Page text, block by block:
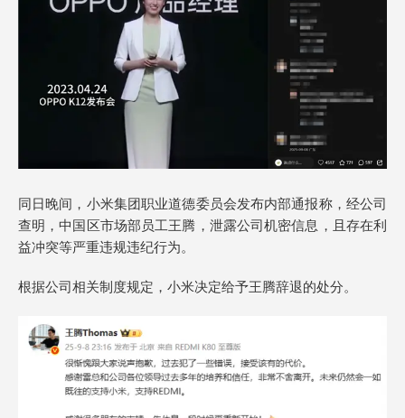
同日晚间，小米集团职业道德委员会发布内部通报称，经公司
查明，中国区市场部员工王腾，泄露公司机密信息，且存在利
益冲突等严重违规违纪行为。
根据公司相关制度规定，小米决定给予王腾辞退的处分。